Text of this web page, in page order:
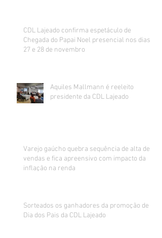
CDL Lajeado confirma espetáculo de
Chegada do Papai Noel presencial nos dias
27 e 28 de novembro
Aquiles Mallmann é reeleito
presidente da CDL Lajeado
Varejo gaúcho quebra sequência de alta de
vendas e fica apreensivo com impacto da
inflação na renda
Sorteados os ganhadores da promoção de
Dia dos Pais da CDL Lajeado